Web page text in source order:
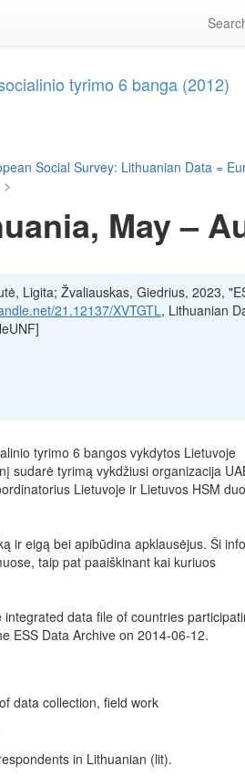
tyrimo 6 banga (2012)
Social Survey: Lithuanian Data =
>
May –
Ligita; Žvaliauskas, Giedrius, 2023,
21.12137/XVTGTL, Lithuanian
tyrimo 6 bangos vykdytos Lietuvoje
sudarė tyrimą vykdžiusi organizacija
Lietuvoje ir Lietuvos HSM
ir eigą bei apibūdina apklausėjus. Ši
taip pat paaiškinant kai kuriuos
integrated data file of countries
ESS Data Archive on 2014-06-12.
data collection, field work
in Lithuanian (lit).